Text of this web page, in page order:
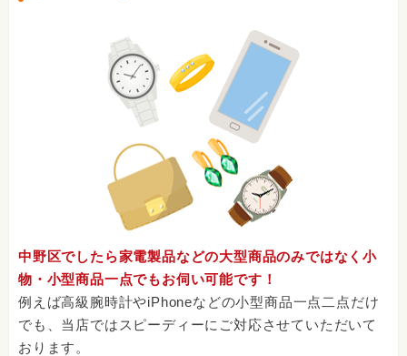
中野区でしたら家電製品などの大型商品のみではなく小
物・小型商品一点でもお伺い可能です！
例えば高級腕時計やiPhoneなどの小型商品一点二点だけ
でも、当店ではスピーディーにご対応させていただいて
おります。